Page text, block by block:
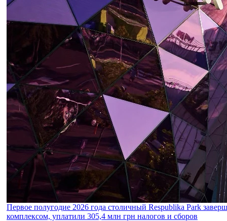
Первое полугодие 2026 года столичный Respublika Park
комплексом, уплатили 305,4 млн грн налогов и сборов